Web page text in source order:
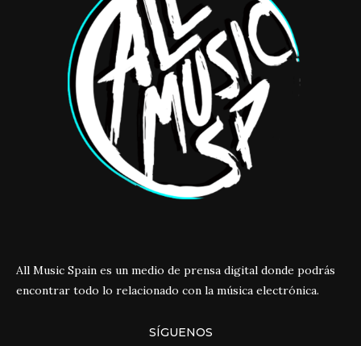
All Music Spain es un medio de prensa digital donde podrás
encontrar todo lo relacionado con la música electrónica.
SÍGUENOS